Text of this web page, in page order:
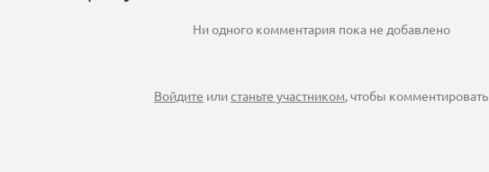
Ни одного комментария пока не добавлено
Войдите илистаньте участником, чтобы комментировать